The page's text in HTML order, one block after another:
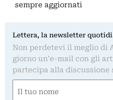
sempre aggiornati
Lettera, la newsletter
Non perdetevi il meglio di
giorno un'e-mail con gli
partecipa alla discussione
(Obbligatorio)